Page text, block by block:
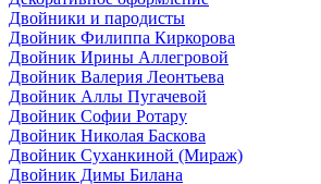
Двойники и пародисты
Двойник Филиппа Киркорова
Двойник Ирины Аллегровой
Двойник Валерия Леонтьева
Двойник Аллы Пугачевой
Двойник Софии Ротару
Двойник Николая Баскова
Двойник Суханкиной (Мираж)
Двойник Димы Билана